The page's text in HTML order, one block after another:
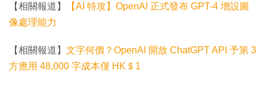
【相關報道】
【AI 特攻】OpenAI 正式發布 GPT-4 增設圖
像處理能力
【相關報道】 文字何價？OpenAI 開放 ChatGPT API 予第 3
方應用 48,000 字成本僅 HK＄1